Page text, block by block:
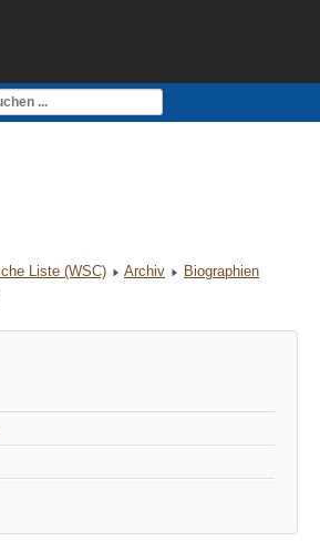
Liste (WSC) Archiv
Biographien